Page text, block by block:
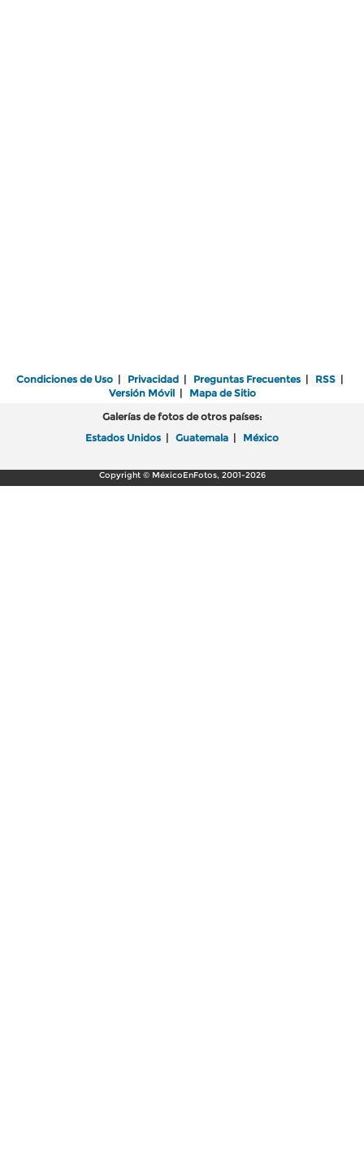
Condiciones de Uso | Privacidad | Preguntas Frecuentes | RSS |
Versión Móvil| Mapa de Sitio
Galerías de fotos de otros países:
Estados Unidos | Guatemala | México
Copyright © MéxicoEnFotos, 2001-2026